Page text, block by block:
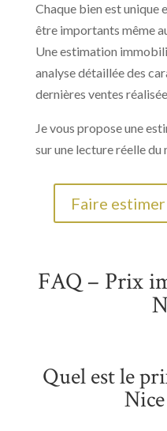
Chaque bien est unique
être importants même
Une estimation
analyse détaillée des
dernières ventes
Je vous propose une
sur une lecture réelle du
Faire
FAQ – Prix
Quel est le